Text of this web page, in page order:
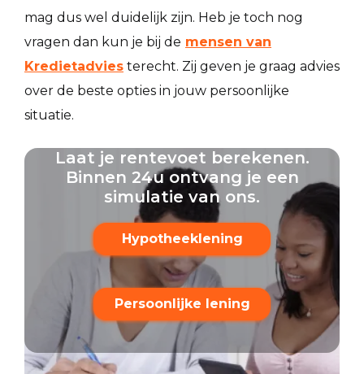
mag dus wel duidelijk zijn. Heb je toch nog
vragen dan kun je bij de mensen van
Kredietadvies terecht. Zij geven je graag advies
over de beste opties in jouw persoonlijke
situatie.
Laat je rentevoet berekenen.
Binnen 24u ontvang je een
simulatie van ons.
Hypotheeklening
Persoonlijke lening